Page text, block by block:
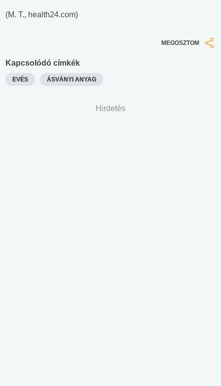
(M. T., health24.com)
MEGOSZTOM
Kapcsolódó címkék
EVÉS ÁSVÁNYI ANYAG
Hirdetés